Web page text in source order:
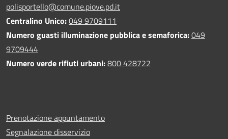
polisportello@comune.piove.pd.it
Centralino Unico:049 9709111
Numero guasti illuminazione pubblica e semaforica:049
9709444
Numero verde rifiuti urbani:800 428722
Prenotazione appuntamento
Segnalazione disservizio